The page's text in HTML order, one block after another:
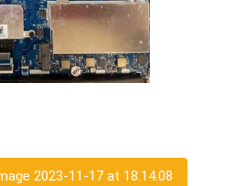
2023-11-17 at 18.14.08